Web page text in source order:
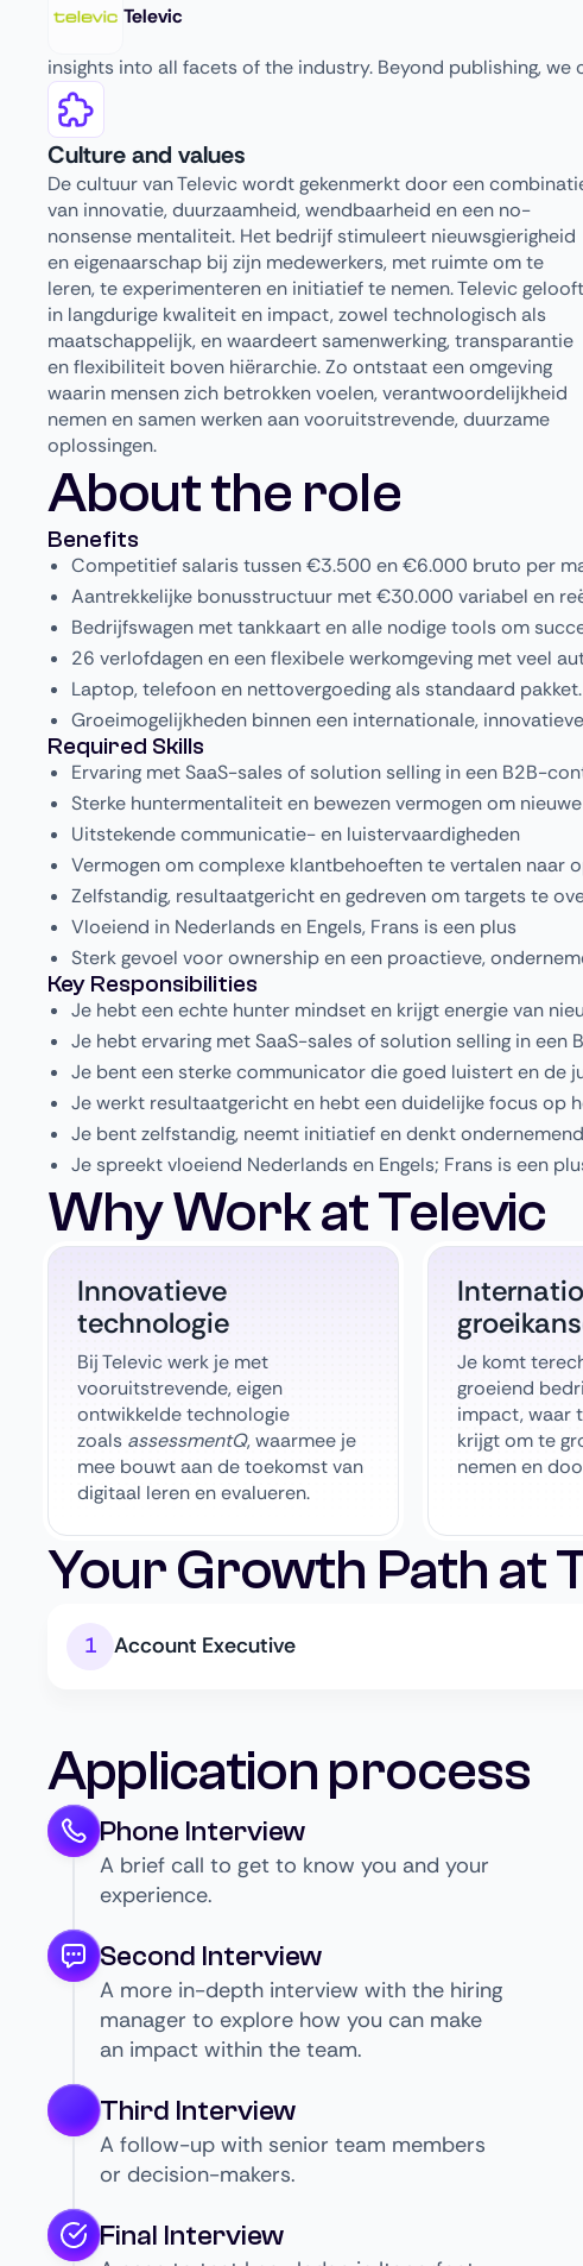
Televic
insights into all facets of the industry. Beyond publishing,
Culture and values
De cultuur van Televic wordt gekenmerkt door een
van innovatie, duurzaamheid, wendbaarheid en een no-
nonsense mentaliteit. Het bedrijf stimuleert nieuwsgierigheid
en eigenaarschap bij zijn medewerkers, met ruimte om te
leren, te experimenteren en initiatief te nemen. Televic gelooft
in langdurige kwaliteit en impact, zowel technologisch als
maatschappelijk, en waardeert samenwerking, transparantie
en flexibiliteit boven hiërarchie. Zo ontstaat een omgeving
waarin mensen zich betrokken voelen, verantwoordelijkheid
nemen en samen werken aan vooruitstrevende, duurzame
oplossingen.
About the role
Benefits
Competitief salaris tussen €3.500 en €6.000 bruto per
Aantrekkelijke bonusstructuur met €30.000 variabel en
Bedrijfswagen met tankkaart en alle nodige tools om
26 verlofdagen en een flexibele werkomgeving met veel
Laptop, telefoon en nettovergoeding als standaard pakket.
Groeimogelijkheden binnen een internationale,
Required Skills
Ervaring met SaaS-sales of solution selling in een B2B-
Sterke huntermentaliteit en bewezen vermogen om
Uitstekende communicatie- en luistervaardigheden
Vermogen om complexe klantbehoeften te vertalen naar
Zelfstandig, resultaatgericht en gedreven om targets te
Vloeiend in Nederlands en Engels, Frans is een plus
Sterk gevoel voor ownership en een proactieve,
Key Responsibilities
Je hebt een echte hunter mindset en krijgt energie van
Je hebt ervaring met SaaS-sales of solution selling in een
Je bent een sterke communicator die goed luistert en de
Je werkt resultaatgericht en hebt een duidelijke focus op
Je bent zelfstandig, neemt initiatief en denkt
Je spreekt vloeiend Nederlands en Engels; Frans is een
Why Work at Televic
Innovatieve
technologie
Bij Televic werk je met
vooruitstrevende, eigen
ontwikkelde technologie
zoals assessmentQ, waarmee je
mee bouwt aan de toekomst van
digitaal leren en evalueren.
Je komt
groeiend
impact, waar
krijgt om te
nemen en
Your Growth Path at
Account Executive
Application process
Phone Interview
A brief call to get to know you and your
experience.
Second Interview
A more in-depth interview with the hiring
manager to explore how you can make
an impact within the team.
Third Interview
A follow-up with senior team members
or decision-makers.
Final Interview